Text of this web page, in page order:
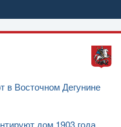
в Восточном Дегунине
дом 1903 года